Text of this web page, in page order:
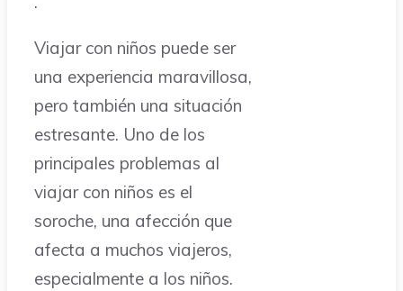
Viajar con niños puede ser
una experiencia maravillosa,
pero también una situación
estresante. Uno de los
principales problemas al
viajar con niños es el
soroche, una afección que
afecta a muchos viajeros,
especialmente a los niños.